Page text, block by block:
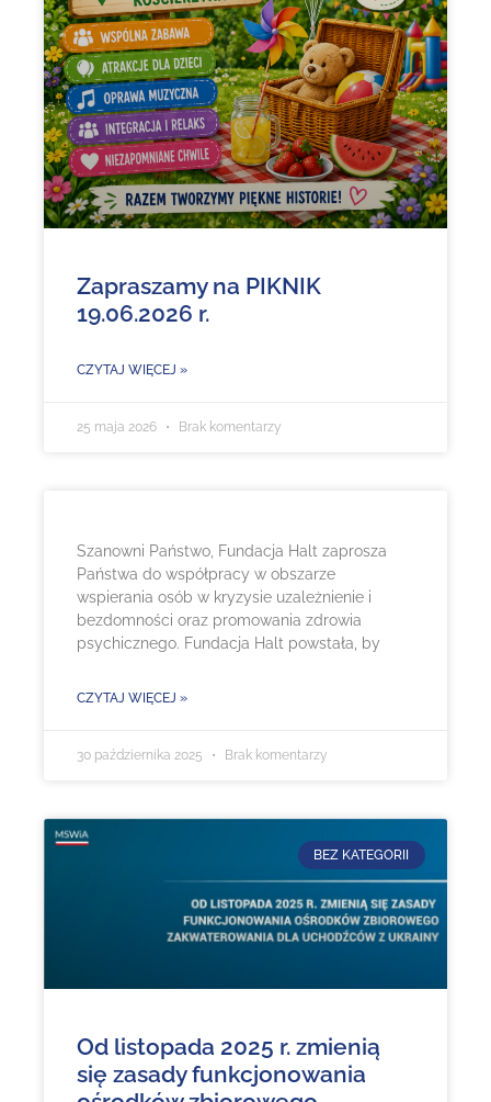
Zapraszamy na PIKNIK
19.06.2026 r.
CZYTAJ WIĘCEJ »
25 maja 2026 Brak komentarzy
Szanowni Państwo, Fundacja Halt zaprosza
Państwa do współpracy w obszarze
wspierania osób w kryzysie uzależnienie i
bezdomności oraz promowania zdrowia
psychicznego. Fundacja Halt powstała, by
CZYTAJ WIĘCEJ »
30 października 2025 Brak komentarzy
BEZ KATEGORII
Od listopada 2025 r. zmienią
się zasady funkcjonowania